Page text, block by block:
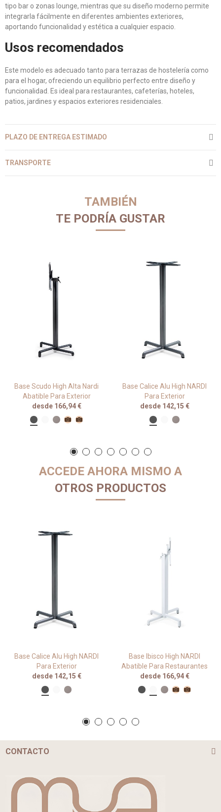
tipo bar o zonas lounge, mientras que su diseño moderno permite
integrarla fácilmente en diferentes ambientes exteriores,
aportando funcionalidad y estética a cualquier espacio.
Usos recomendados
Este modelo es adecuado tanto para terrazas de hostelería como
para el hogar, ofreciendo un equilibrio perfecto entre diseño y
funcionalidad. Es ideal para restaurantes, cafeterías, hoteles,
patios, jardines y espacios exteriores residenciales.
PLAZO DE ENTREGA ESTIMADO
TRANSPORTE
TAMBIÉN
TE PODRÍA GUSTAR
Base Scudo High Alta Nardi
Abatible Para Exterior
desde 166,94 €
Base Calice Alu High NARDI
Para Exterior
desde 142,15 €
ACCEDE AHORA MISMO A
OTROS PRODUCTOS
Base Calice Alu High NARDI
Para Exterior
desde 142,15 €
Base Ibisco High NARDI
Abatible Para Restaurantes
desde 166,94 €
CONTACTO